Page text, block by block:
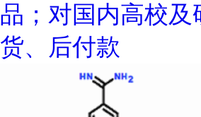
品；对国内高校及
货、后付款